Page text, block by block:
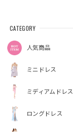
CATEGORY
人気商品
ミニドレス
ミディアムドレス
ロングドレス